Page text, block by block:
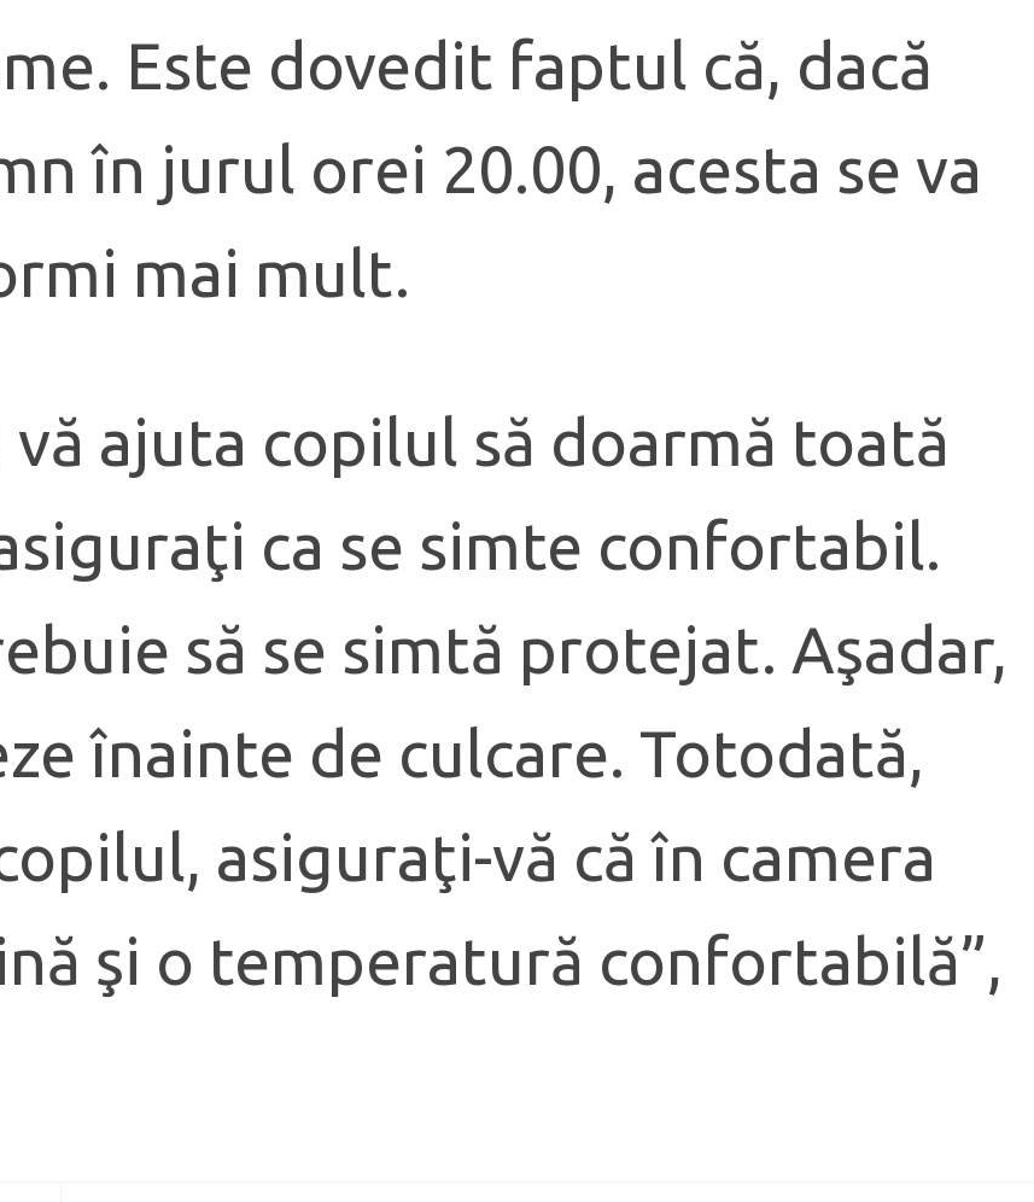
Este dovedit faptul că, dacă
în jurul orei 20.00, acesta se va
mai mult.
ajuta copilul să doarmă toată
ca se simte confortabil.
să se simtă protejat. Aşadar,
înainte de culcare. Totodată,
asiguraţi-vă că în camera
şi o temperatură confortabilă”,